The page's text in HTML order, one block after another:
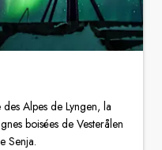
Alpes de Lyngen, la
boisées de Vesterålen
Senja.